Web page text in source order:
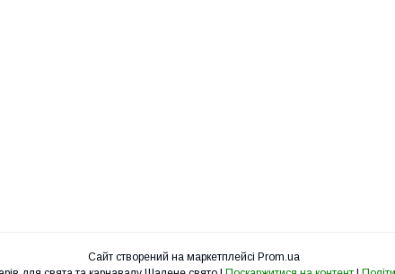
Сайт створений на маркетплейсі Prom.ua